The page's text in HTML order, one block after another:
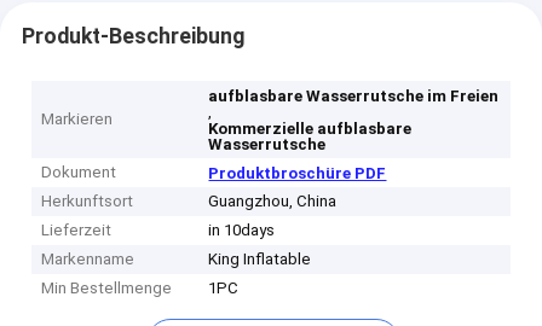
Produkt-Beschreibung
Markieren
aufblasbare Wasserrutsche im Freien
,
Kommerzielle aufblasbare
Wasserrutsche
Dokument
Produktbroschüre PDF
Herkunftsort
Guangzhou, China
Lieferzeit
in 10days
Markenname
King Inflatable
Min Bestellmenge
1PC